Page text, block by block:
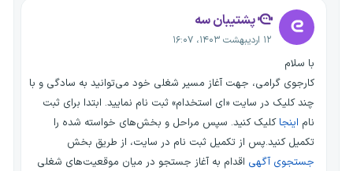
پشتیبان سه
۱۲ اردیبهشت ۱۴۰۳، ۱۶:۰۷
با سلام
کارجوی گرامی، جهت آغاز مسیر شغلی خود می‌توانید به سادگی و با
چند کلیک در سایت «ای استخدام» ثبت نام نمایید. ابتدا برای ثبت
نام اینجاکلیک کنید. سپس مراحل و بخش‌های خواسته شده را
تکمیل کنید.پس از تکمیل ثبت نام در سایت، از طریق بخش
جستجوی آگهی اقدام به آغاز جستجو در میان موقعیت‌های شغلی